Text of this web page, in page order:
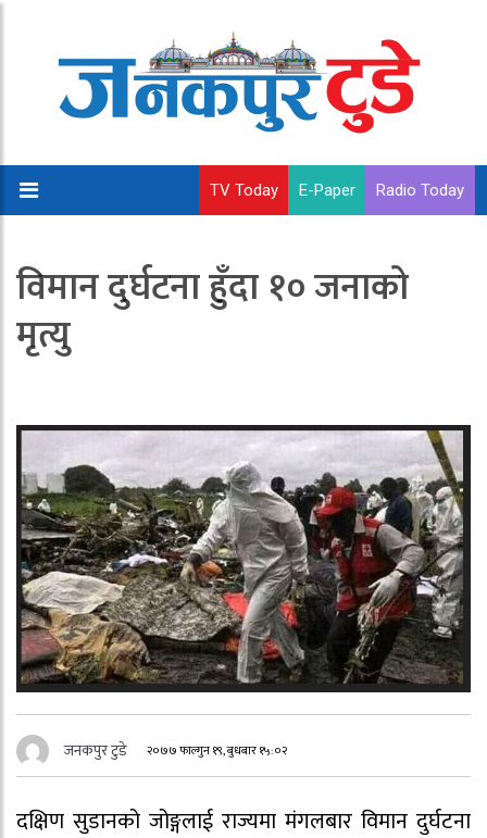
TV Today E-Paper Radio Today
विमान दुर्घटना हुँदा १० जनाको
मृत्यु
जनकपुर टुडे २०७७ फाल्गुन १९, बुधबार १५:०२
दक्षिण सुडानको जोङ्गलाई राज्यमा मंगलबार विमान दुर्घटना